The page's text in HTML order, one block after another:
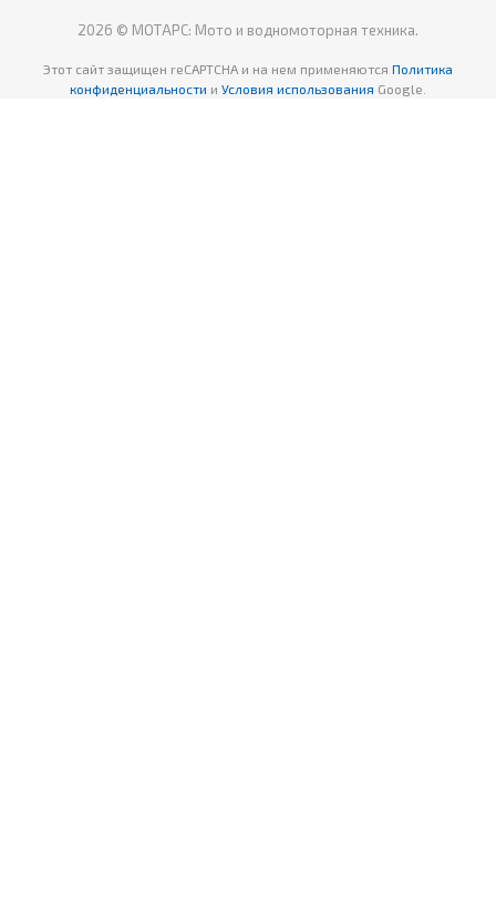
2026 © МОТАРС: Мото и водномоторная техника.
Этот сайт защищен reCAPTCHA и на нем применяются Политика
конфиденциальности и Условия использования Google.